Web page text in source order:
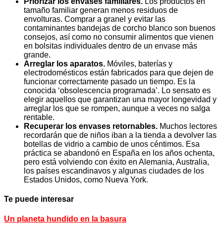
tamaño familiar generan menos residuos de
envolturas. Comprar a granel y evitar las
contaminantes bandejas de corcho blanco son buenos
consejos, así como no consumir alimentos que vienen
en bolsitas individuales dentro de un envase más
grande.
Arreglar los aparatos. Móviles, baterías y
electrodomésticos están fabricados para que dejen de
funcionar correctamente pasado un tiempo. Es la
conocida ‘obsolescencia programada’. Lo sensato es
elegir aquellos que garantizan una mayor longevidad y
arreglar los que se rompen, aunque a veces no salga
rentable.
Recuperar los envases retornables. Muchos lectores
recordarán que de niños iban a la tienda a devolver las
botellas de vidrio a cambio de unos céntimos. Esa
práctica se abandonó en España en los años ochenta,
pero está volviendo con éxito en Alemania, Australia,
los países escandinavos y algunas ciudades de los
Estados Unidos, como Nueva York.
Te puede interesar
Un planeta hundido en la basura